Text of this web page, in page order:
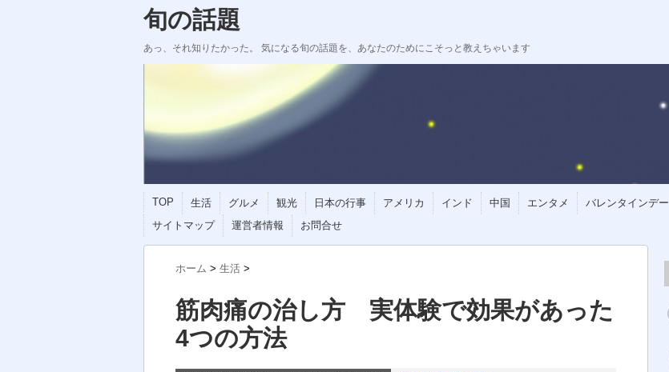
旬の話題
あっ、それ知りたかった。 気になる旬の話題を、あなたのためにこそっと教えちゃいます
TOP 生活 グルメ 観光 日本の行事 アメリカ インド 中国 エンタメ バレンタインデー
サイトマップ
運営者情報 お問合せ
ホーム > 生活 >
筋肉痛の治し方 実体験で効果があった
4つの方法